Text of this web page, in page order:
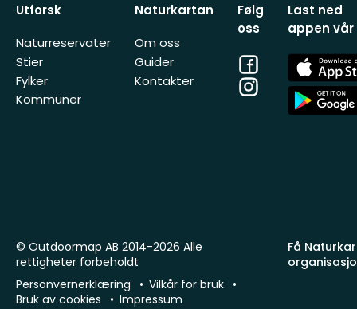
Utforsk
Naturreservater
Stier
Fylker
Kommuner
Naturkartan
Om oss
Guider
Kontakter
Følg
oss
Facebook
Instagram
Last ned
appen vår
App
Store
App
Store
Få
© Outdoormap AB 2014-2026 Alle
rettigheter forbeholdt
Personvernerklæring
Vilkår for bruk
Bruk av cookies
Impressum